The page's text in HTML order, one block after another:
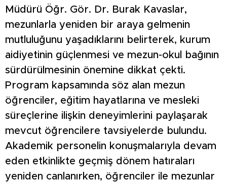
Müdürü Öğr. Gör. Dr. Burak Kavaslar,
mezunlarla yeniden bir araya gelmenin
mutluluğunu yaşadıklarını belirterek, kurum
aidiyetinin güçlenmesi ve mezun-okul bağının
sürdürülmesinin önemine dikkat çekti.
Program kapsamında söz alan mezun
öğrenciler, eğitim hayatlarına ve mesleki
süreçlerine ilişkin deneyimlerini paylaşarak
mevcut öğrencilere tavsiyelerde bulundu.
Akademik personelin konuşmalarıyla devam
eden etkinlikte geçmiş dönem hatıraları
yeniden canlanırken, öğrenciler ile mezunlar